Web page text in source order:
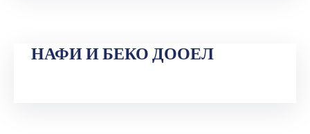
НАФИ И БЕКО ДООЕЛ